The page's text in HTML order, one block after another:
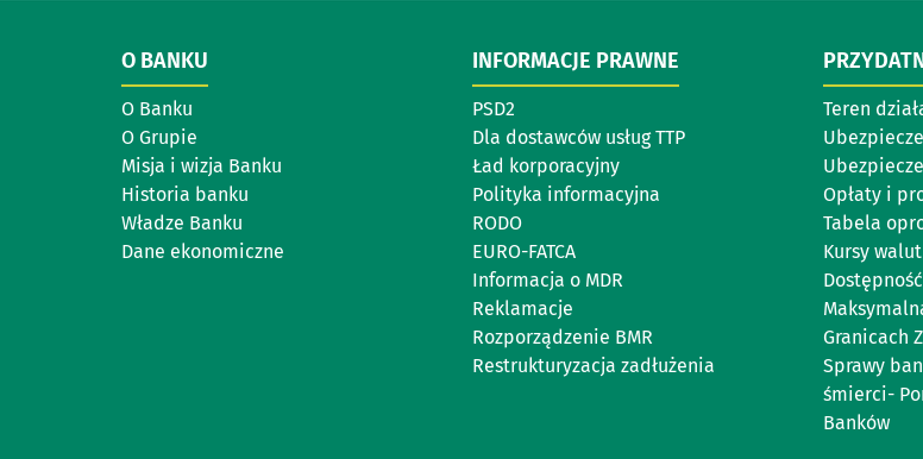
O BANKU
O Banku
O Grupie
Misja i wizja Banku
Historia banku
Władze Banku
Dane ekonomiczne
INFORMACJE PRAWNE
PSD2
Dla dostawców usług TTP
Ład korporacyjny
Polityka informacyjna
RODO
EURO-FATCA
Informacja o MDR
Reklamacje
Rozporządzenie BMR
Restrukturyzacja zadłużenia
Teren
Opłaty i
Tabela
Kursy walut
Dostępność
Granicach
Sprawy
śmierci-
Banków